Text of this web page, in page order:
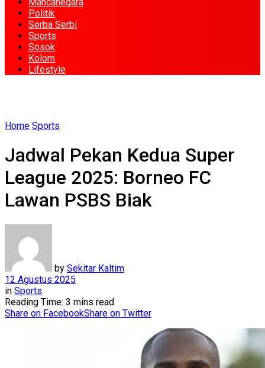
Politik
Serba Serbi
Sports
Sosok
Kolom
Lifestyle
Home Sports
Jadwal Pekan Kedua Super
League 2025: Borneo FC
Lawan PSBS Biak
by Sekitar Kaltim
12 Agustus 2025
in Sports
Reading Time: 3 mins read
Share on FacebookShare on Twitter